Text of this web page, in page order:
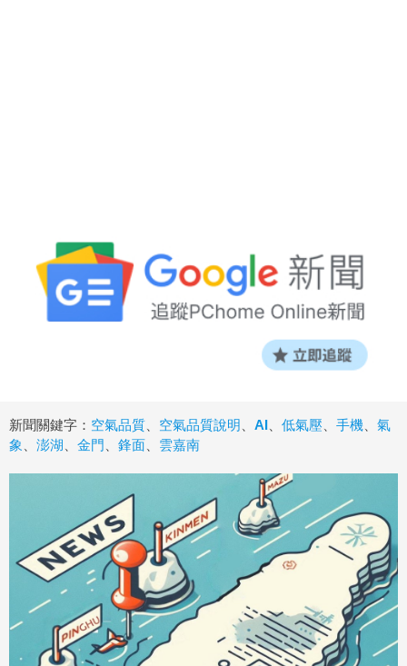
新聞關鍵字： 空氣品質 空氣品質說明 AI 低氣壓 手機
氣
象
澎湖 金門 鋒面 雲嘉南